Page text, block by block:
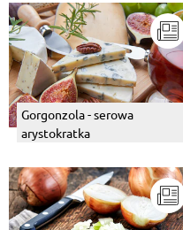
Gorgonzola - serowa
arystokratka